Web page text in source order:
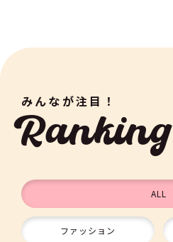
みんなが注目！
Ranking
ALL
ファッション